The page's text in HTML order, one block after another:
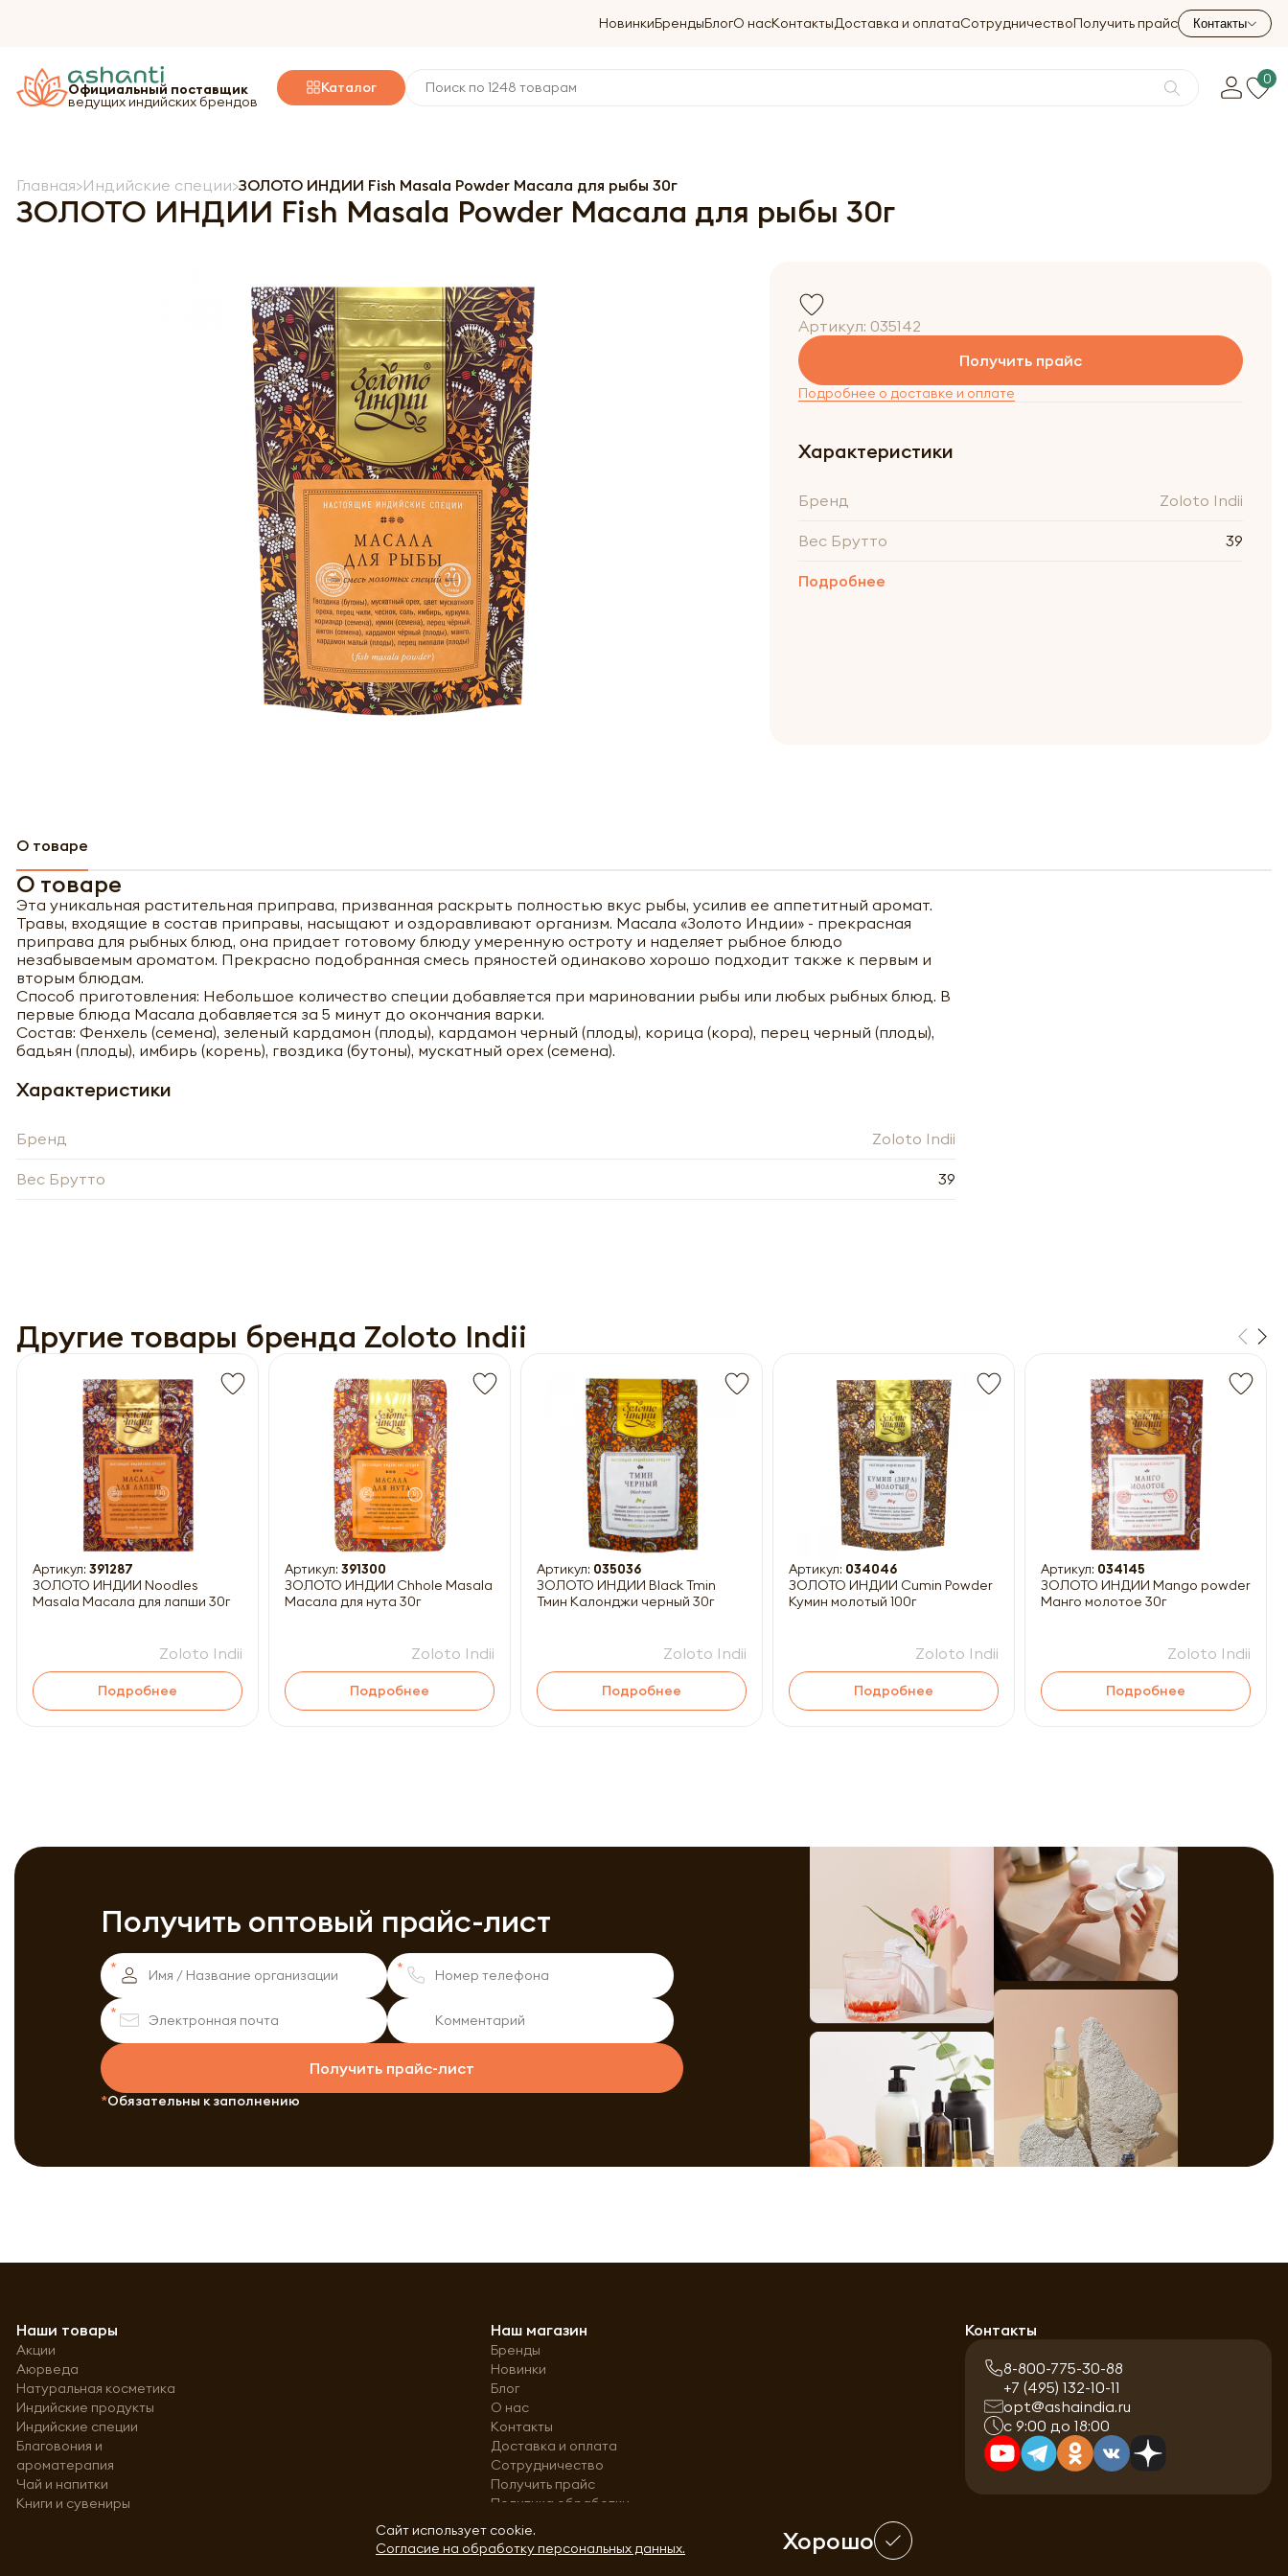
НовинкиБрендыБлогО насКонтактыДоставка и оплатаСотрудничествоПолучить прайс Контакты
Официальный поставщик
ведущих индийских брендов
Каталог 0
Главная Индийские специи ЗОЛОТО ИНДИИ Fish Masala Powder Масала для рыбы 30г
ЗОЛОТО ИНДИИ Fish Masala Powder Масала для рыбы 30г
Артикул: 035142
Получить прайс
Подробнее о доставке и оплате
Характеристики
Бренд Zoloto Indii
Вес Брутто 39
Подробнее
О товаре
О товаре
Эта уникальная растительная приправа, призванная раскрыть полностью вкус рыбы, усилив ее аппетитный аромат.
Травы, входящие в состав приправы, насыщают и оздоравливают организм. Масала «Золото Индии» - прекрасная
приправа для рыбных блюд, она придает готовому блюду умеренную остроту и наделяет рыбное блюдо
незабываемым ароматом. Прекрасно подобранная смесь пряностей одинаково хорошо подходит также к первым и
вторым блюдам.
Способ приготовления: Небольшое количество специи добавляется при мариновании рыбы или любых рыбных блюд. В
первые блюда Масала добавляется за 5 минут до окончания варки.
Состав: Фенхель (семена), зеленый кардамон (плоды), кардамон черный (плоды), корица (кора), перец черный (плоды),
бадьян (плоды), имбирь (корень), гвоздика (бутоны), мускатный орех (семена).
Характеристики
Бренд Zoloto Indii
Вес Брутто 39
Другие товары бренда Zoloto Indii
Артикул: 391287
ЗОЛОТО ИНДИИ Noodles
Masala Масала для лапши 30г
Zoloto Indii
Подробнее
Артикул: 391300
ЗОЛОТО ИНДИИ Chhole Masala
Масала для нута 30г
Zoloto Indii
Подробнее
Артикул: 035036
ЗОЛОТО ИНДИИ Black Tmin
Тмин Калонджи черный 30г
Zoloto Indii
Подробнее
Артикул: 034046
ЗОЛОТО ИНДИИ Cumin Powder
Кумин молотый 100г
Zoloto Indii
Подробнее
Артикул: 034145
ЗОЛОТО ИНДИИ Mango powder
Манго молотое 30г
Zoloto Indii
Подробнее
Получить оптовый прайс-лист
Получить прайс-лист
Обязательны к заполнению
Обязательны к заполнению
Наши товары
Акции
Аюрведа
Натуральная косметика
Индийские продукты
Индийские специи
Благовония и
ароматерапия
Чай и напитки
Книги и сувениры
Наш магазин
Бренды
Новинки
Блог
О нас
Контакты
Доставка и оплата
Сотрудничество
Получить прайс
Политика обработки
персональных данных
Контакты
8-800-775-30-88
+7 (495) 132-10-11
opt@ashaindia.ru
с 9:00 до 18:00
Сайт использует cookie.
Согласие на обработку персональных данных.
Хорошо